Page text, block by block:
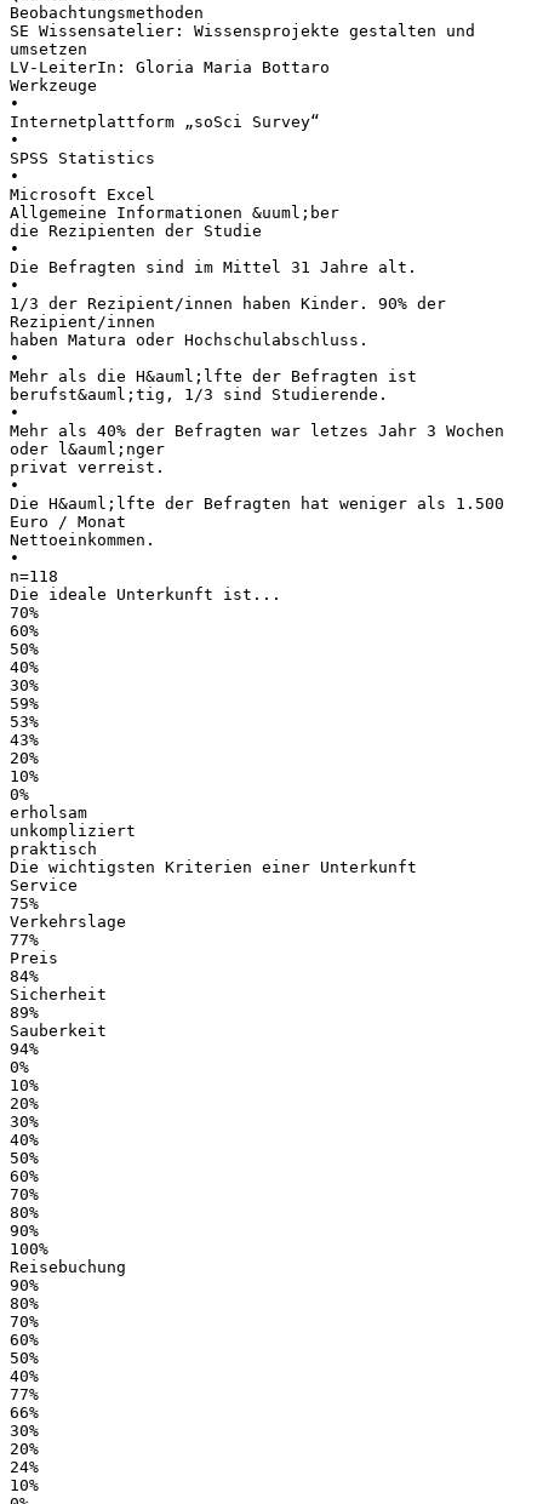
Beobachtungsmethoden
SE Wissensatelier: Wissensprojekte gestalten und
umsetzen
LV-LeiterIn: Gloria Maria Bottaro
Werkzeuge
•
Internetplattform „soSci Survey“
•
SPSS Statistics
•
Microsoft Excel
Allgemeine Informationen &uuml;ber
die Rezipienten der Studie
•
Die Befragten sind im Mittel 31 Jahre alt.
•
1/3 der Rezipient/innen haben Kinder. 90% der
Rezipient/innen
haben Matura oder Hochschulabschluss.
•
Mehr als die H&auml;lfte der Befragten ist
berufst&auml;tig, 1/3 sind Studierende.
•
Mehr als 40% der Befragten war letzes Jahr 3 Wochen
oder l&auml;nger
privat verreist.
•
Die H&auml;lfte der Befragten hat weniger als 1.500
Euro / Monat
Nettoeinkommen.
•
n=118
Die ideale Unterkunft ist...
70%
60%
50%
40%
30%
59%
53%
43%
20%
10%
0%
erholsam
unkompliziert
praktisch
Die wichtigsten Kriterien einer Unterkunft
Service
75%
Verkehrslage
77%
Preis
84%
Sicherheit
89%
Sauberkeit
94%
0%
10%
20%
30%
40%
50%
60%
70%
80%
90%
100%
Reisebuchung
90%
80%
70%
60%
50%
40%
77%
66%
30%
20%
24%
10%